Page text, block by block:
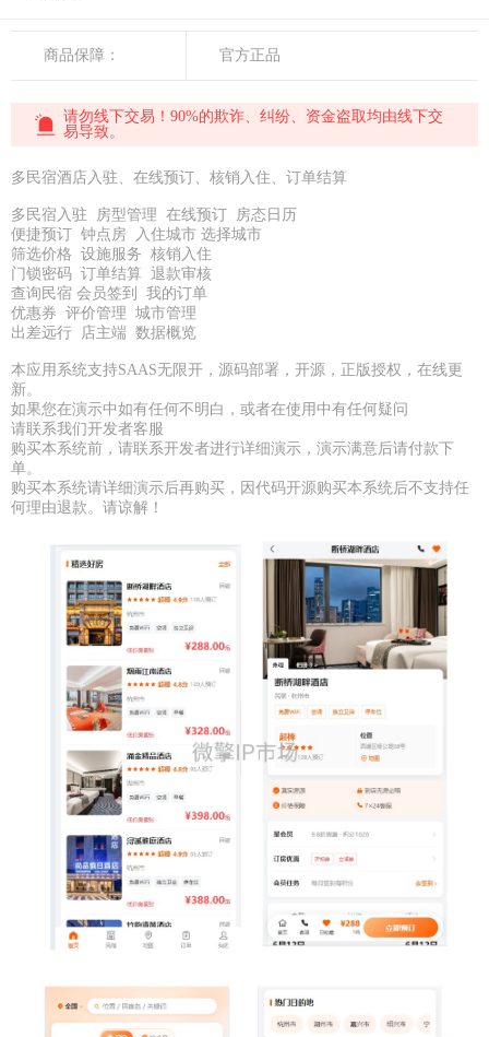
商品保障： 官方正品
请勿线下交易！90%的欺诈、纠纷、资金盗取均由线下交
易导致。
多民宿酒店入驻、在线预订、核销入住、订单结算
多民宿入驻 房型管理 在线预订 房态日历
便捷预订 钟点房 入住城市 选择城市
筛选价格 设施服务 核销入住
门锁密码 订单结算 退款审核
查询民宿 会员签到 我的订单
优惠券 评价管理 城市管理
出差远行 店主端 数据概览
本应用系统支持SAAS无限开，源码部署，开源，正版授权，在线更
新。
如果您在演示中如有任何不明白，或者在使用中有任何疑问
请联系我们开发者客服
购买本系统前，请联系开发者进行详细演示，演示满意后请付款下
单。
购买本系统请详细演示后再购买，因代码开源购买本系统后不支持任
何理由退款。请谅解！